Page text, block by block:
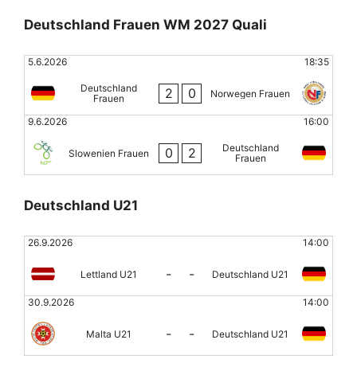
Deutschland Frauen WM 2027 Quali
5.6.2026 18:35
Deutschland
Frauen
2 0 Norwegen Frauen
9.6.2026 16:00
Slowenien Frauen 0 2
Deutschland
Frauen
Deutschland U21
26.9.2026 14:00
Lettland U21 - - Deutschland U21
30.9.2026 14:00
Malta U21 - - Deutschland U21